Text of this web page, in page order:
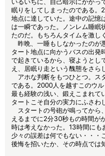
眠りをしてしまったのである。
地点に達していた。途中の記憶
は一瞬であった。ノンレム睡眠
たのだ。もちろんタイムを激し
昨晩、一睡もしなかったのが
タート地点に向かうバスの出発
で起きているから、寝ようとし
え、居眠り走という醜態をさら
アホな判断をもつひとつ。ス
である。2000人を越すこのウ
最も経験の浅い、鍛えこまれて
タートこそ自分の実力にふさわ
スタートの号砲が鳴ってから
えるまでに2分30秒もの時間が
時は考えなかった。13時間に
少々の誤差は何でもない・・・
後悔を招いたか、その時点では